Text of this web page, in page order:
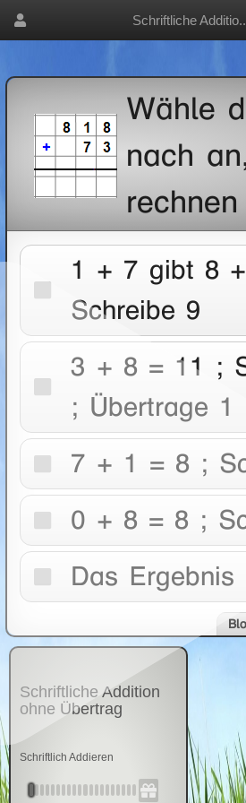
Schriftliche
Wähle
nach
1 + 7 gibt 8
Schreibe 9
3 + 8 = 11 ;
; Übertrage 1
7 + 1 = 8 ;
0 + 8 = 8 ;
Das Ergebnis
Schriftliche Addition
ohne Übertrag
Schriftlich Addieren